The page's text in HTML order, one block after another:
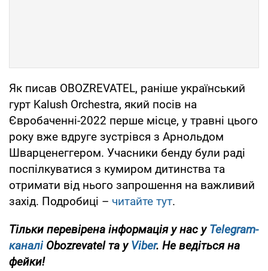
Як писав OBOZREVATEL, раніше український
гурт Kalush Orchestra, який посів на
Євробаченні-2022 перше місце, у травні цього
року вже вдруге зустрівся з Арнольдом
Шварценеггером. Учасники бенду були раді
поспілкуватися з кумиром дитинства та
отримати від нього запрошення на важливий
захід. Подробиці – читайте тут.
Тільки перевірена інформація у нас уTelegram-
каналіObozrevatel та уViber. Не ведіться на
фейки!